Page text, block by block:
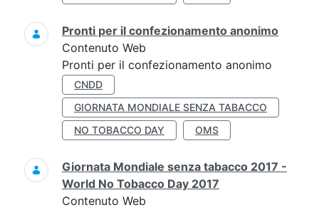
Pronti per il confezionamento anonimo
Contenuto Web
Pronti per il confezionamento anonimo
CNDD
GIORNATA MONDIALE SENZA TABACCO
NO TOBACCO DAY
OMS
Giornata Mondiale senza tabacco 2017 -
World No Tobacco Day 2017
Contenuto Web